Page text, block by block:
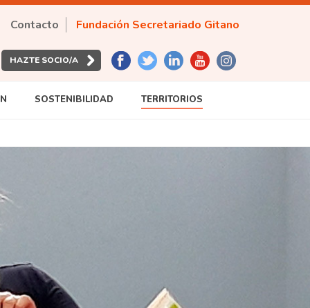
Contacto Fundación Secretariado Gitano
HAZTE SOCIO/A
SOSTENIBILIDAD TERRITORIOS